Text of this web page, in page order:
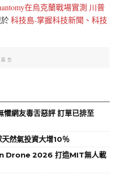
在烏克蘭戰場實測 川普
科技島-掌握科技新聞、科技
廣告
網友毒舌惡評 訂單已排至
然氣投資大增10％
Drone 2026 打造MIT無人載